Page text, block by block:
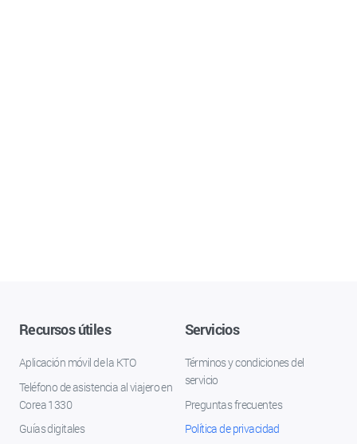
Recursos útiles
Aplicación móvil de la KTO
Teléfono de asistencia al viajero en
Corea 1330
Guías digitales
Servicios
Términos y condiciones del
servicio
Preguntas frecuentes
Política de privacidad